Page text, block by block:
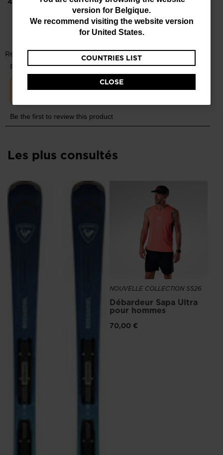
are
website
version
for
Belgique.
recommend
visiting
the
version for Belgique.
We recommend visiting the website version
for United States.
COUNTRIES LIST
CLOSE
Les plus consultés
NOUVELLE COLLECTION SS26
Débardeur Sapa Ultra
pour hommes
70,00 €